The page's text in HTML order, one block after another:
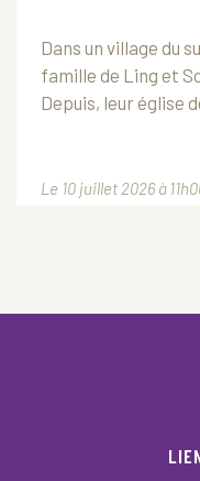
Dans un village du
famille de Ling et
Depuis, leur église
Le 10 juillet 2026 à